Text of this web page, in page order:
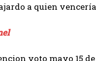
a quien vencería